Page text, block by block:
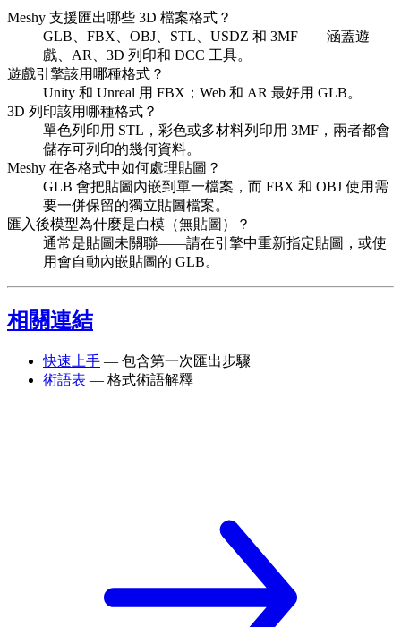
Meshy 支援匯出哪些 3D 檔案格式？
GLB、FBX、OBJ、STL、USDZ 和 3MF——涵蓋遊
戲、AR、3D 列印和 DCC 工具。
遊戲引擎該用哪種格式？
Unity 和 Unreal 用 FBX；Web 和 AR 最好用 GLB。
3D 列印該用哪種格式？
單色列印用 STL，彩色或多材料列印用 3MF，兩者都會
儲存可列印的幾何資料。
Meshy 在各格式中如何處理貼圖？
GLB 會把貼圖內嵌到單一檔案，而 FBX 和 OBJ 使用需
要一併保留的獨立貼圖檔案。
匯入後模型為什麼是白模（無貼圖）？
通常是貼圖未關聯——請在引擎中重新指定貼圖，或使
用會自動內嵌貼圖的 GLB。
相關連結
快速上手 — 包含第一次匯出步驟
術語表 — 格式術語解釋